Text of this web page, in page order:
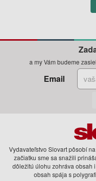
a my Vám budeme
Email
Vydavateľstvo Slovart pôsobí
začiatku sme sa snažili
dôležitú úlohu zohráva obsah
obsah spája s